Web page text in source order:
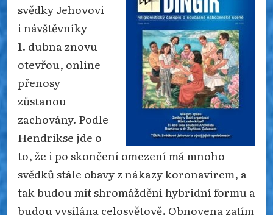
svědky Jehovovi
i návštěvníky
1. dubna znovu
otevřou, online
přenosy
zůstanou
zachovány. Podle
Hendrikse jde o
to, že i po skončení omezení má mnoho
svědků stále obavy z nákazy koronavirem, a
tak budou mít shromáždění hybridní formu a
budou vysílána celosvětově. Obnovena zatím